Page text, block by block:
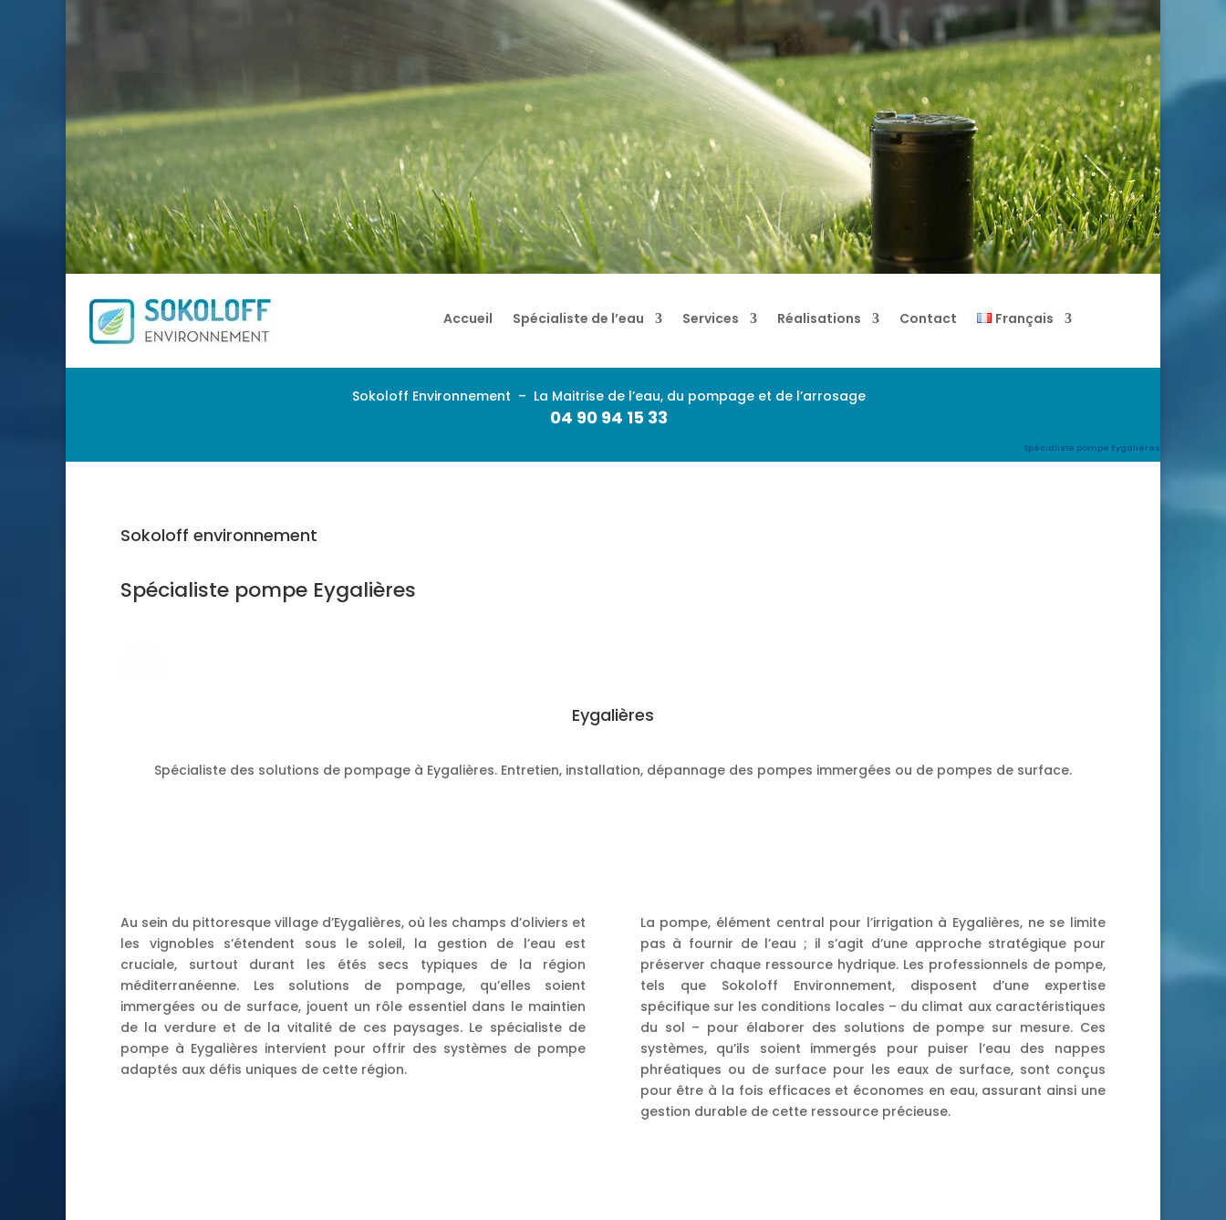
Accueil Spécialiste de l’eau Services Réalisations Contact Français
Sokoloff Environnement – La Maitrise de l’eau, du pompage et de l’arrosage
04 90 94 15 33
Spécialiste pompe Eygalières
Sokoloff environnement
Spécialiste pompe Eygalières
Eygalières
Spécialiste des solutions de pompage à Eygalières. Entretien, installation, dépannage des pompes immergées ou de pompes de surface.
Au sein du pittoresque village d’Eygalières, où les champs d’oliviers et
les vignobles s’étendent sous le soleil, la gestion de l’eau est
cruciale, surtout durant les étés secs typiques de la région
méditerranéenne. Les solutions de pompage, qu’elles soient
immergées ou de surface, jouent un rôle essentiel dans le maintien
de la verdure et de la vitalité de ces paysages. Le spécialiste de
pompe à Eygalières intervient pour offrir des systèmes de pompe
adaptés aux défis uniques de cette région.
La pompe, élément central pour l’irrigation à Eygalières, ne se limite
pas à fournir de l’eau ; il s’agit d’une approche stratégique pour
préserver chaque ressource hydrique. Les professionnels de pompe,
tels que Sokoloff Environnement, disposent d’une expertise
spécifique sur les conditions locales – du climat aux caractéristiques
du sol – pour élaborer des solutions de pompe sur mesure. Ces
systèmes, qu’ils soient immergés pour puiser l’eau des nappes
phréatiques ou de surface pour les eaux de surface, sont conçus
pour être à la fois efficaces et économes en eau, assurant ainsi une
gestion durable de cette ressource précieuse.